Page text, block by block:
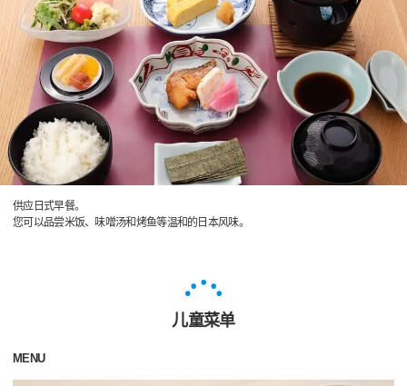
供应日式早餐。
您可以品尝米饭、味噌汤和烤鱼等温和的日本风味。
儿童菜单
MENU